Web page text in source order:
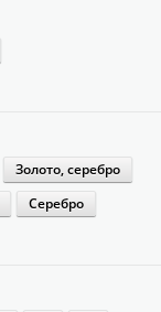
Золото, серебро
Серебро